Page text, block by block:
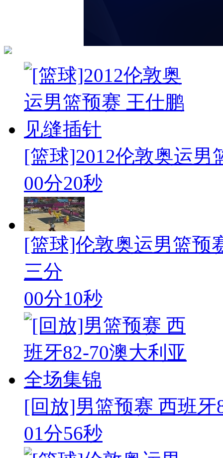
[篮球]2012伦敦奥运男
00分20秒
[篮球]伦敦奥运男篮预
三分
00分10秒
[回放]男篮预赛 西班牙
01分56秒